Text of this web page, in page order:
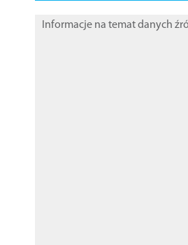
Informacje na temat danych